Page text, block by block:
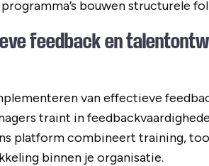
bouwen structurele
feedback en
van effectieve
traint in
platform combineert training,
binnen je organisatie.